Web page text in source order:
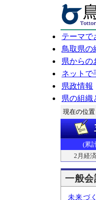
テーマで
鳥取県の
県からの
ネットで
県政情報
県の組織
現在の位置
(累
2月経
一般会
未来づ